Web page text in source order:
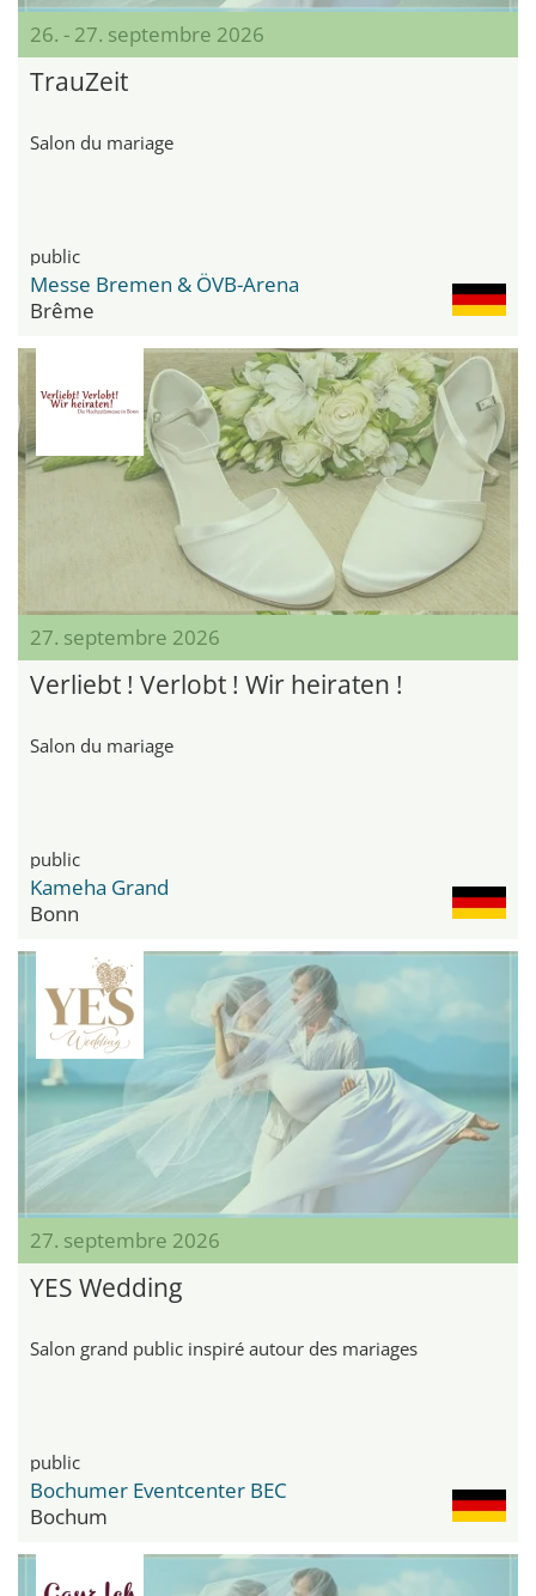
26. - 27. septembre 2026
TrauZeit
Salon du mariage
public
Messe Bremen & ÖVB-Arena
Brême
27. septembre 2026
Verliebt ! Verlobt ! Wir heiraten !
Salon du mariage
public
Kameha Grand
Bonn
27. septembre 2026
YES Wedding
Salon grand public inspiré autour des mariages
public
Bochumer Eventcenter BEC
Bochum